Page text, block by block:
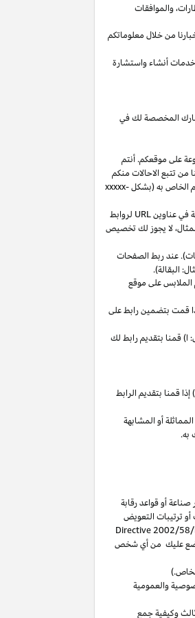
والموافقات
من خلال معلوماتكم
خدمات أنشاء واستشارة
المخصصة لك في
على موقعكم. أنتم
من تتبع الاحالات منكم
الخاص به (بشكلxxxxx-
في عناوينURL لروابط
لا يجوز لك تخصيص
عند ربط الصفحات
البقالة).
على موقع
قمت بتضمينرابطعلى
قمنا بتقديم رابط لك
قمنا بتقديم الرابط
المماثلةأو المشابهة
به.
أو قواعد رقابة
ترتيبات التعويض
Directive 2002/58/
يضع عليك من أي شخص
والعمومية
وكيفية جمع